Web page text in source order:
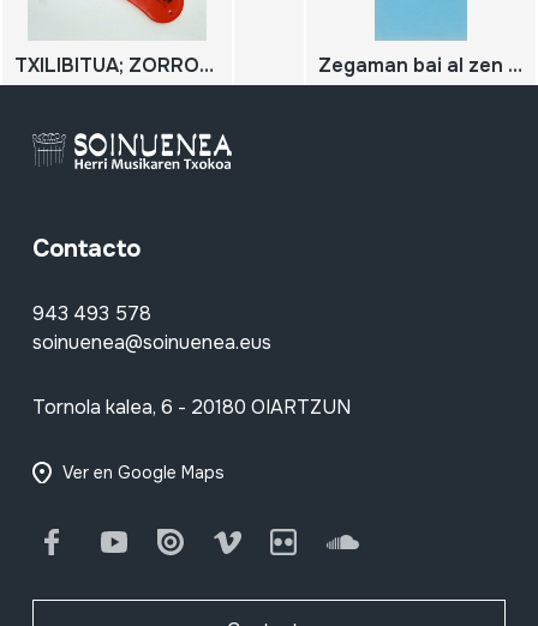
TXILIBITUA; ZORROTZAILEEN TXILIBITUA Zegaman bai al zen albokalaririk?
Contacto
943 493 578
soinuenea@soinuenea.eus
Tornola kalea, 6 - 20180 OIARTZUN
Ver en Google Maps
FacebookYoutube Issuu Vimeo Flickr SoundCloud